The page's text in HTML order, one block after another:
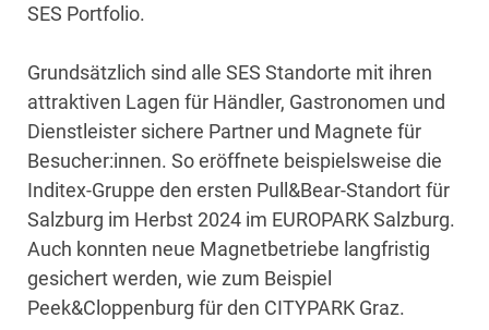
SES Portfolio.
Grundsätzlich sind alle SES Standorte mit ihren
attraktiven Lagen für Händler, Gastronomen und
Dienstleister sichere Partner und Magnete für
Besucher:innen. So eröffnete beispielsweise die
Inditex-Gruppe den ersten Pull&Bear-Standort für
Salzburg im Herbst 2024 im EUROPARK Salzburg.
Auch konnten neue Magnetbetriebe langfristig
gesichert werden, wie zum Beispiel
Peek&Cloppenburg für den CITYPARK Graz.